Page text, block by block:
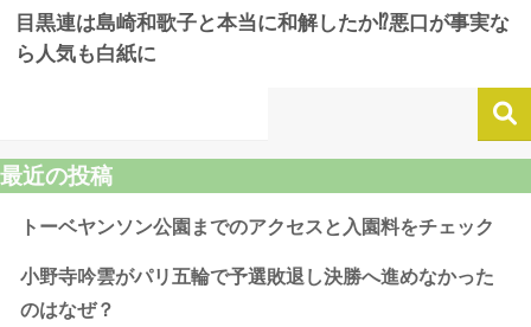
目黒連は島崎和歌子と本当に和解したか⁉︎悪口が事実な
ら人気も白紙に
最近の投稿
トーベヤンソン公園までのアクセスと入園料をチェック
小野寺吟雲がパリ五輪で予選敗退し決勝へ進めなかった
のはなぜ？